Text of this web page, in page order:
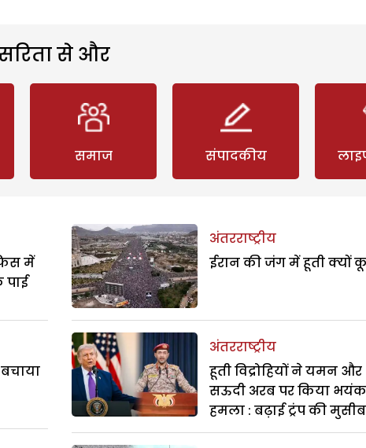
से और
समाज संपादकीय
में
अंतरराष्ट्रीय
ईरान की जंग में हूती क्यों
अंतरराष्ट्रीय
हूती विद्रोहियों ने यमन और
सऊदी अरब पर किया
हमला : बढ़ाई ट्रंप की